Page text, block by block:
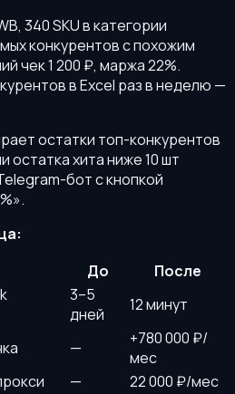
340 SKU в категории
конкурентов с похожим
чек 1 200 ₽, маржа 22%.
в Excel раз в неделю —
остатки топ-конкурентов
остатка хита ниже 10 шт
бот с кнопкой
До
После
3–5
дней
12 минут
—
+780 000 ₽/
мес
—
22 000 ₽/мес